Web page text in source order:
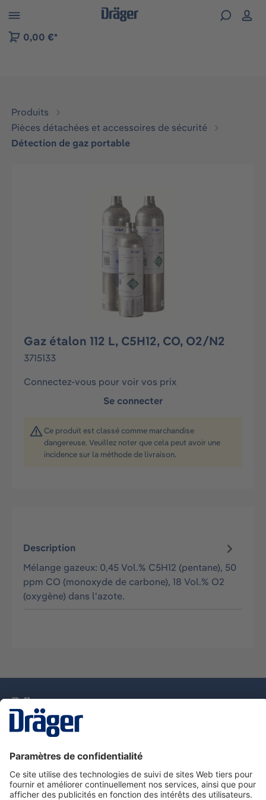
to B2B platform navigation
0,00 €*
Produits
Pièces détachées et accessoires de sécurité
Détection de gaz portable
Ignorer la galerie d'images
Gaz étalon 112 L, C5H12, CO, O2/N2
3715133
Connectez-vous pour voir vos prix
Se connecter
Ce produit est classé comme marchandise
dangereuse. Veuillez noter que cela peut avoir une
incidence sur la méthode de livraison.
Description
Mélange gazeux: 0,45 Vol.% C5H12 (pentane), 50
ppm CO (monoxyde de carbone), 18 Vol.% O2
(oxygène) dans l'azote.
Nous contacter
Service de e-commande Dräger